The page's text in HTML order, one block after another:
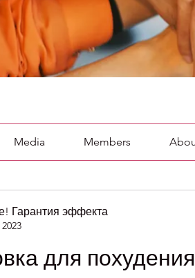
Media Members
Гарантия эффекта
для